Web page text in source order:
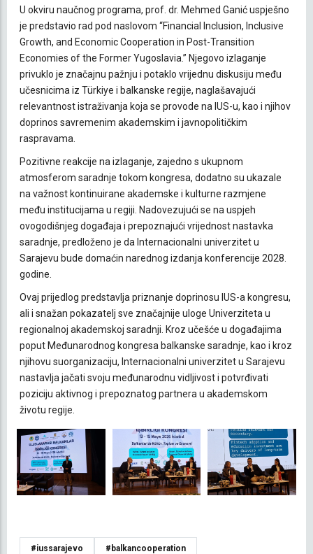
U okviru naučnog programa, prof. dr. Mehmed Ganić uspješno
je predstavio rad pod naslovom “Financial Inclusion, Inclusive
Growth, and Economic Cooperation in Post-Transition
Economies of the Former Yugoslavia.” Njegovo izlaganje
privuklo je značajnu pažnju i potaklo vrijednu diskusiju među
učesnicima iz Türkiye i balkanske regije, naglašavajući
relevantnost istraživanja koja se provode na IUS-u, kao i njihov
doprinos savremenim akademskim i javnopolitičkim
raspravama.
Pozitivne reakcije na izlaganje, zajedno s ukupnom
atmosferom saradnje tokom kongresa, dodatno su ukazale
na važnost kontinuirane akademske i kulturne razmjene
među institucijama u regiji. Nadovezujući se na uspjeh
ovogodišnjeg događaja i prepoznajući vrijednost nastavka
saradnje, predloženo je da Internacionalni univerzitet u
Sarajevu bude domaćin narednog izdanja konferencije 2028.
godine.
Ovaj prijedlog predstavlja priznanje doprinosu IUS-a kongresu,
ali i snažan pokazatelj sve značajnije uloge Univerziteta u
regionalnoj akademskoj saradnji. Kroz učešće u događajima
poput Međunarodnog kongresa balkanske saradnje, kao i kroz
njihovu suorganizaciju, Internacionalni univerzitet u Sarajevu
nastavlja jačati svoju međunarodnu vidljivost i potvrđivati
poziciju aktivnog i prepoznatog partnera u akademskom
životu regije.
#iussarajevo #balkancooperation